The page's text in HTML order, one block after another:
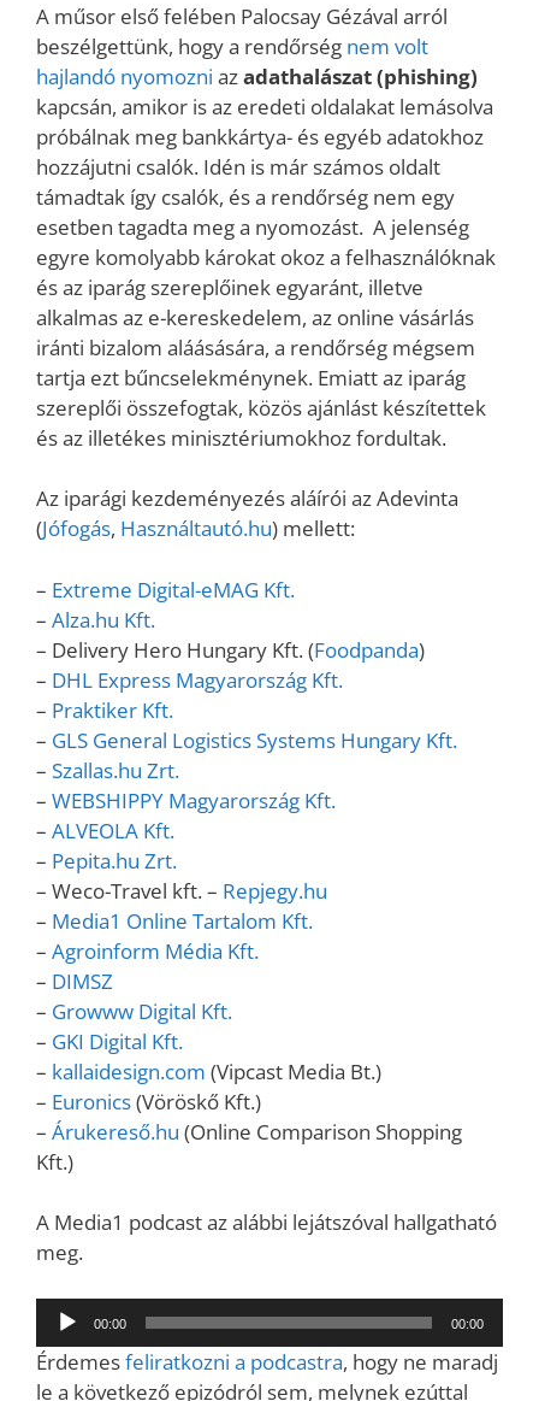
A műsor első felében Palocsay Gézával arról
beszélgettünk, hogy a rendőrség nem volt
hajlandó nyomozni azadathalászat (phishing)
kapcsán, amikor is az eredeti oldalakat lemásolva
próbálnak meg bankkártya- és egyéb adatokhoz
hozzájutni csalók. Idén is már számos oldalt
támadtak így csalók, és a rendőrség nem egy
esetben tagadta meg a nyomozást. A jelenség
egyre komolyabb károkat okoz a felhasználóknak
és az iparág szereplőinek egyaránt, illetve
alkalmas az e-kereskedelem, az online vásárlás
iránti bizalom aláásására, a rendőrség mégsem
tartja ezt bűncselekménynek. Emiatt az iparág
szereplői összefogtak, közös ajánlást készítettek
és az illetékes minisztériumokhoz fordultak.
Az iparági kezdeményezés aláírói az Adevinta
(Jófogás, Használtautó.hu) mellett:
– Extreme Digital-eMAG Kft.
– Alza.hu Kft.
– Delivery Hero Hungary Kft. (Foodpanda)
– DHL Express Magyarország Kft.
– Praktiker Kft.
– GLS General Logistics Systems Hungary Kft.
– Szallas.hu Zrt.
– WEBSHIPPY Magyarország Kft.
– ALVEOLA Kft.
– Pepita.hu Zrt.
– Weco-Travel kft. – Repjegy.hu
– Media1 Online Tartalom Kft.
– Agroinform Média Kft.
– DIMSZ
– Growww Digital Kft.
– GKI Digital Kft.
– kallaidesign.com (Vipcast Media Bt.)
– Euronics(Vöröskő Kft.)
– Árukereső.hu (Online Comparison Shopping
Kft.)
A Media1 podcast az alábbi lejátszóval hallgatható
meg.
Audió
lejátszó
00:00 00:00
Érdemesfeliratkozni a podcastra, hogy ne maradj
le a következő epizódról sem, melynek ezúttal